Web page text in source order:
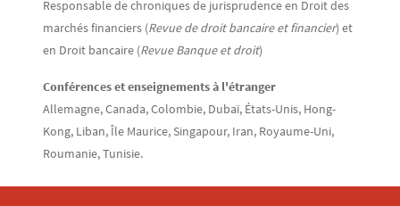
Responsable de chroniques de jurisprudence en Droit des
marchés financiers (Revue de droit bancaire et financier) et
en Droit bancaire (Revue Banque et droit)
Conférences et enseignements à l'étranger
Allemagne, Canada, Colombie, Dubaï, États-Unis, Hong-
Kong, Liban, Île Maurice, Singapour, Iran, Royaume-Uni,
Roumanie, Tunisie.